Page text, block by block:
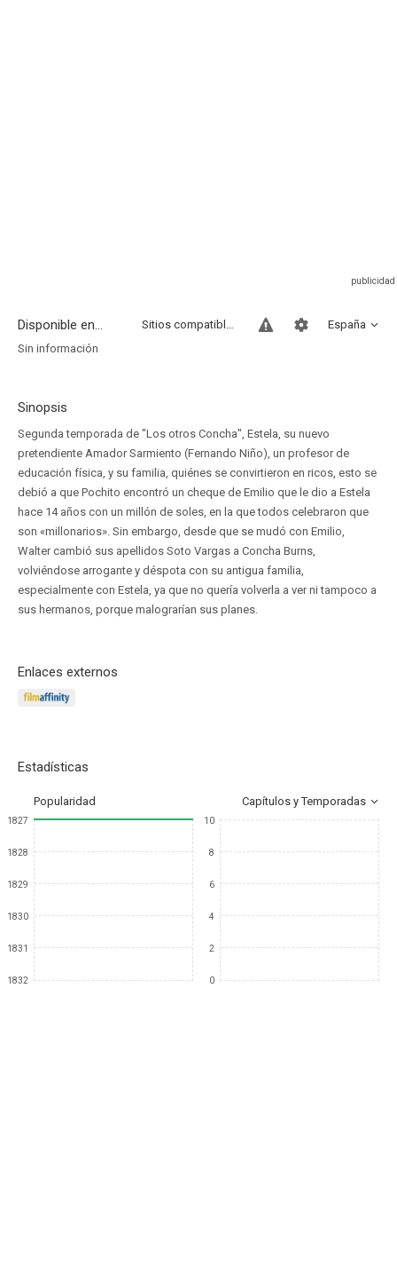
Disponible en... España
Sitios compatibles
Sin información
Sinopsis
Segunda temporada de "Los otros Concha", Estela, su nuevo
pretendiente Amador Sarmiento (Fernando Niño), un profesor de
educación física, y su familia, quiénes se convirtieron en ricos, esto se
debió a que Pochito encontró un cheque de Emilio que le dio a Estela
hace 14 años con un millón de soles, en la que todos celebraron que
son «millonarios». Sin embargo, desde que se mudó con Emilio,
Walter cambió sus apellidos Soto Vargas a Concha Burns,
volviéndose arrogante y déspota con su antigua familia,
especialmente con Estela, ya que no quería volverla a ver ni tampoco a
sus hermanos, porque malograrían sus planes.
Enlaces externos
Estadísticas
Popularidad Capítulos y Temporadas
1827
1828
1829
1830
1831
1832
10
8
6
4
2
0